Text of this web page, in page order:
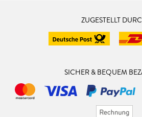
ZUGESTELLT
SICHER & BEQUEM